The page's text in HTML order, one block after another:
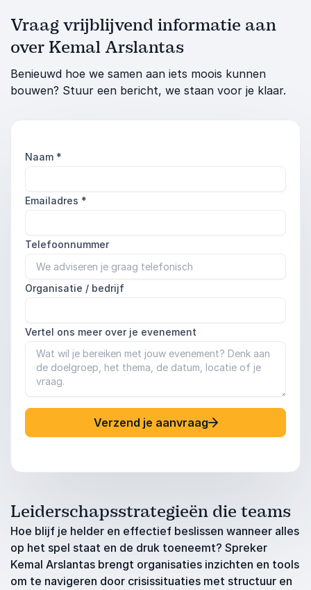
Vraag vrijblijvend informatie aan
over Kemal Arslantas
Benieuwd hoe we samen aan iets moois kunnen
bouwen? Stuur een bericht, we staan voor je klaar.
Naam *
Emailadres *
Telefoonnummer
Organisatie / bedrijf
Vertel ons meer over je evenement
Verzend je aanvraag
Leiderschapsstrategieën die teams
Hoe blijf je helder en effectief beslissen wanneer alles
op het spel staat en de druk toeneemt? Spreker
Kemal Arslantas brengt organisaties inzichten en tools
om te navigeren door crisissituaties met structuur en